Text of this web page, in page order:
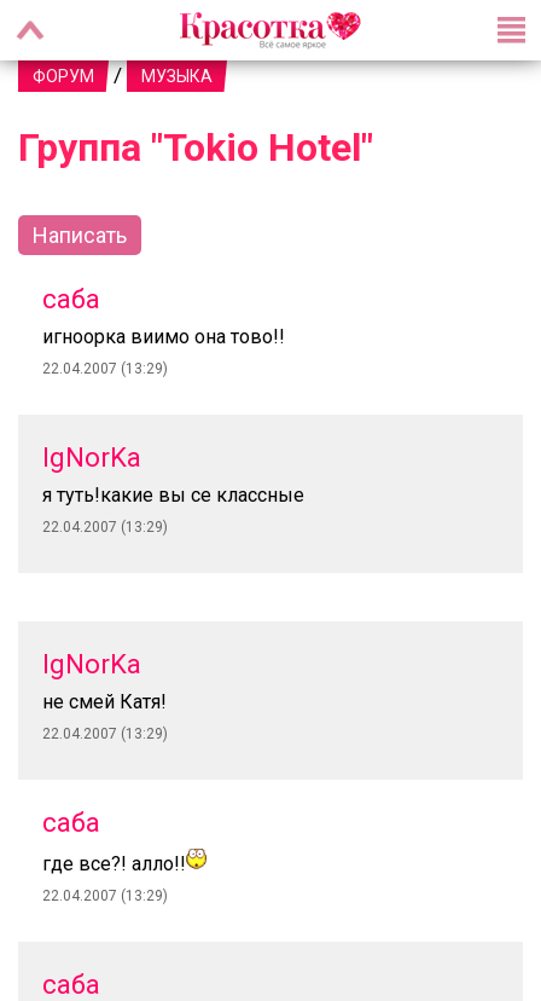
ФОРУМ / МУЗЫКА
Группа "Tokio Hotel"
Написать
саба
игноорка виимо она тово!!
22.04.2007 (13:29)
IgNorKa
я туть!какие вы се классные
22.04.2007 (13:29)
IgNorKa
не смей Катя!
22.04.2007 (13:29)
саба
где все?! алло!!
22.04.2007 (13:29)
саба